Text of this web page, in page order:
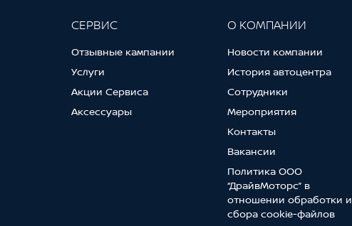
СЕРВИС
Отзывные кампании
Услуги
Акции Сервиса
Аксессуары
О КОМПАНИИ
Новости компании
История автоцентра
Сотрудники
Мероприятия
Контакты
Вакансии
Политика ООО
“ДрайвМоторс” в
отношении обработки и
сбора cookie-файлов